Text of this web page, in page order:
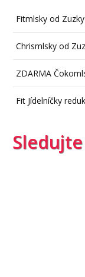
Fitmlsky od Zuzky
Chrismlsky od
ZDARMA
Fit Jídelníčky